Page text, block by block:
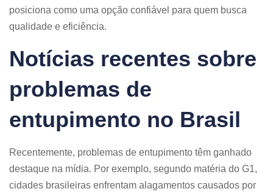
posiciona como uma opção confiável para quem busca
qualidade e eficiência.
Notícias recentes sobre
problemas de
entupimento no Brasil
Recentemente, problemas de entupimento têm ganhado
destaque na mídia. Por exemplo, segundo matéria do G1,
cidades brasileiras enfrentam alagamentos causados por